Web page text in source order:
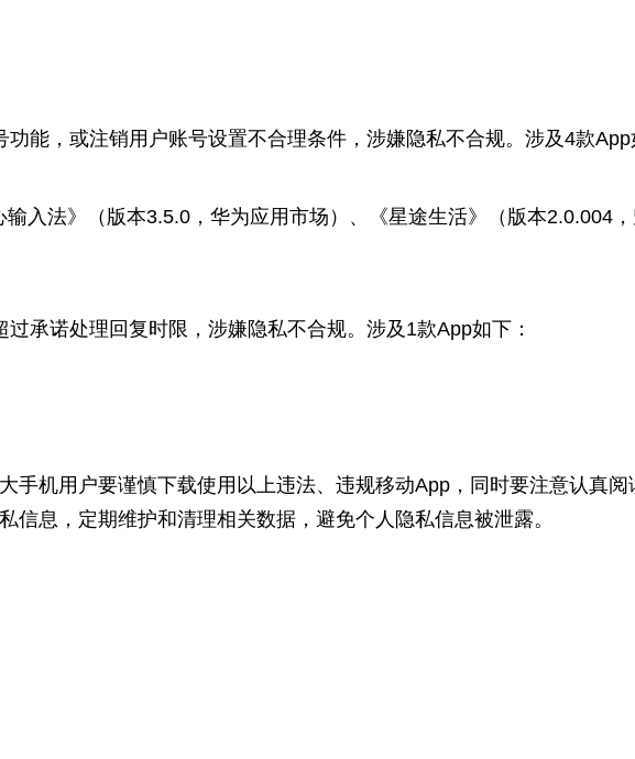
，或注销用户账号设置不合理条件，涉嫌隐私不合规。涉及4款App
法》（版本3.5.0，华为应用市场）、《星途生活》（版本2.0.004，
诺处理回复时限，涉嫌隐私不合规。涉及1款App如下：
机用户要谨慎下载使用以上违法、违规移动App，同时要注意认真阅
息，定期维护和清理相关数据，避免个人隐私信息被泄露。